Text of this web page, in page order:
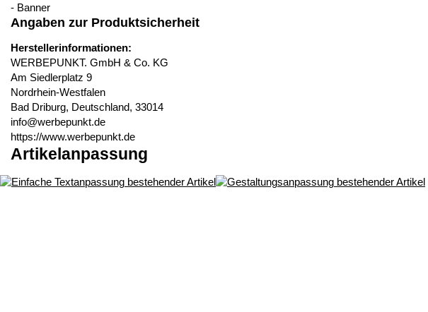
- Banner
Angaben zur Produktsicherheit
Herstellerinformationen:
WERBEPUNKT. GmbH & Co. KG
Am Siedlerplatz 9
Nordrhein-Westfalen
Bad Driburg, Deutschland, 33014
info@werbepunkt.de
https://www.werbepunkt.de
Artikelanpassung